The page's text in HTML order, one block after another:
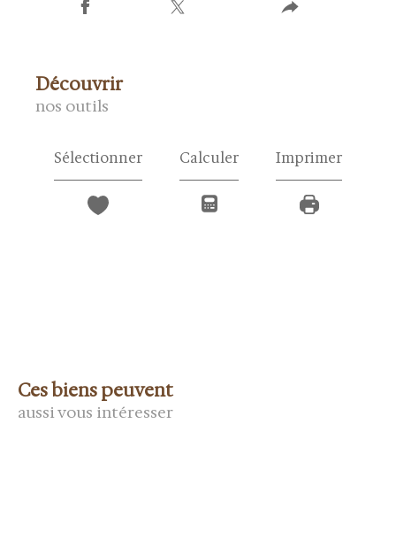
découvrir
nos outils
Sélectionner Calculer Imprimer
Ces biens peuvent
aussi vous intéresser